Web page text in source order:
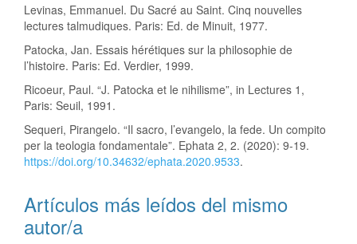
Levinas, Emmanuel. Du Sacré au Saint. Cinq nouvelles
lectures talmudiques. Paris: Ed. de Minuit, 1977.
Patocka, Jan. Essais hérétiques sur la philosophie de
l’histoire. Paris: Ed. Verdier, 1999.
Ricoeur, Paul. “J. Patocka et le nihilisme”, in Lectures 1,
Paris: Seuil, 1991.
Sequeri, Pirangelo. “Il sacro, l’evangelo, la fede. Un compito
per la teologia fondamentale”. Ephata 2, 2. (2020): 9-19.
https://doi.org/10.34632/ephata.2020.9533.
Artículos más leídos del mismo
autor/a